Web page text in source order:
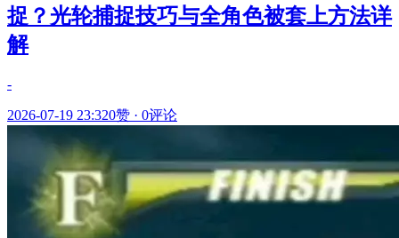
捉？光轮捕捉技巧与全角色被套上方法详
解
-
2026-07-19 23:320赞 · 0评论